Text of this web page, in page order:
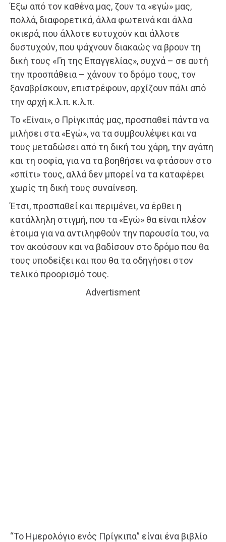
Έξω από τον καθένα μας, ζουν τα «εγώ» μας,
πολλά, διαφορετικά, άλλα φωτεινά και άλλα
σκιερά, που άλλοτε ευτυχούν και άλλοτε
δυστυχούν, που ψάχνουν διακαώς να βρουν τη
δική τους «Γη της Επαγγελίας», συχνά – σε αυτή
την προσπάθεια – χάνουν το δρόμο τους, τον
ξαναβρίσκουν, επιστρέφουν, αρχίζουν πάλι από
την αρχή κ.λ.π. κ.λ.π.
Το «Είναι», ο Πρίγκιπάς μας, προσπαθεί πάντα να
μιλήσει στα «Εγώ», να τα συμβουλέψει και να
τους μεταδώσει από τη δική του χάρη, την αγάπη
και τη σοφία, για να τα βοηθήσει να φτάσουν στο
«σπίτι» τους, αλλά δεν μπορεί να τα καταφέρει
χωρίς τη δική τους συναίνεση.
Έτσι, προσπαθεί και περιμένει, να έρθει η
κατάλληλη στιγμή, που τα «Εγώ» θα είναι πλέον
έτοιμα για να αντιληφθούν την παρουσία του, να
τον ακούσουν και να βαδίσουν στο δρόμο που θα
τους υποδείξει και που θα τα οδηγήσει στον
τελικό προορισμό τους.
Advertisment
“Το Ημερολόγιο ενός Πρίγκιπα” είναι ένα βιβλίο